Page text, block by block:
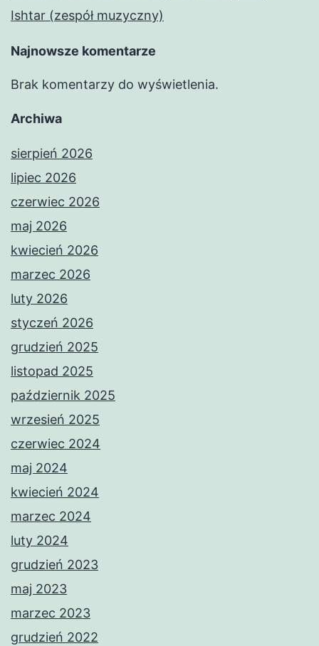
Ishtar (zespół muzyczny)
Najnowsze komentarze
Brak komentarzy do wyświetlenia.
Archiwa
sierpień 2026
lipiec 2026
czerwiec 2026
maj 2026
kwiecień 2026
marzec 2026
luty 2026
styczeń 2026
grudzień 2025
listopad 2025
październik 2025
wrzesień 2025
czerwiec 2024
maj 2024
kwiecień 2024
marzec 2024
luty 2024
grudzień 2023
maj 2023
marzec 2023
grudzień 2022